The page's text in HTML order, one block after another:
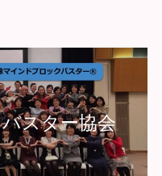
スター協会